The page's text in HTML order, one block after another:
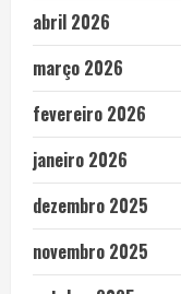
abril 2026
março 2026
fevereiro 2026
janeiro 2026
dezembro 2025
novembro 2025